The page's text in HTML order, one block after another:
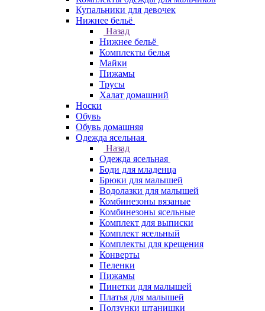
Купальники для девочек
Нижнее бельё
Назад
Нижнее бельё
Комплекты белья
Майки
Пижамы
Трусы
Халат домашний
Носки
Обувь
Обувь домашняя
Одежда ясельная
Назад
Одежда ясельная
Боди для младенца
Брюки для малышей
Водолазки для малышей
Комбинезоны вязаные
Комбинезоны ясельные
Комплект для выписки
Комплект ясельный
Комплекты для крещения
Конверты
Пеленки
Пижамы
Пинетки для малышей
Платья для малышей
Ползунки штанишки